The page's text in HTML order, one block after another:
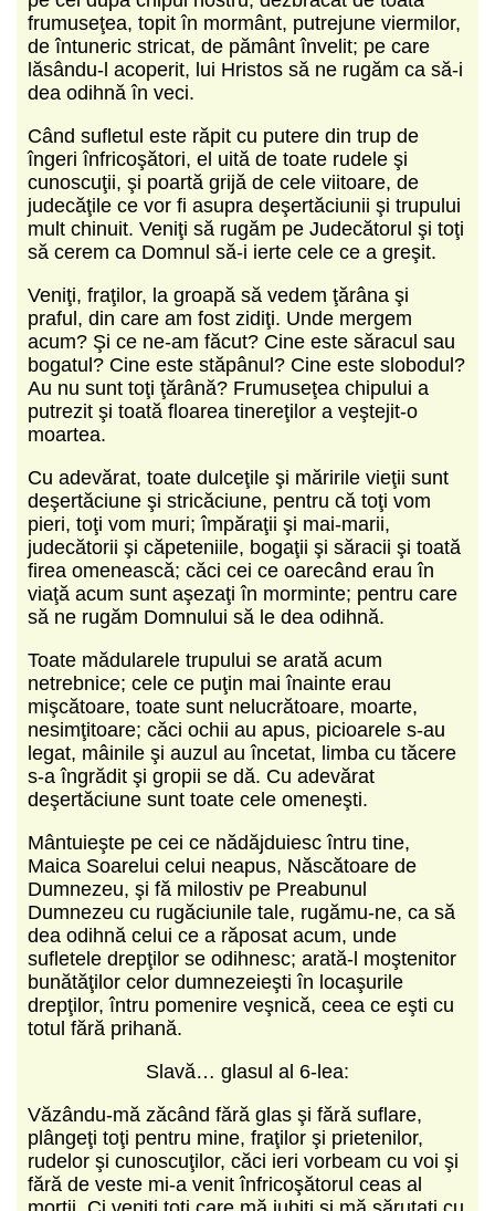
frumuseţea, topit în mormânt, putrejune viermilor,
de întuneric stricat, de pământ învelit; pe care
lăsându‑l acoperit, lui Hristos să ne rugăm ca să‑i
dea odihnă în veci.
Când sufletul este răpit cu putere din trup de
îngeri înfricoşători, el uită de toate rudele şi
cunoscuţii, şi poartă grijă de cele viitoare, de
judecăţile ce vor fi asupra deşertăciunii şi trupului
mult chinuit. Veniţi să rugăm pe Judecătorul şi toţi
să cerem ca Domnul să‑i ierte cele ce a greşit.
Veniţi, fraţilor, la groapă să vedem ţărâna şi
praful, din care am fost zidiţi. Unde mergem
acum? Şi ce ne‑am făcut? Cine este săracul sau
bogatul? Cine este stăpânul? Cine este slobodul?
Au nu sunt toţi ţărână? Frumuseţea chipului a
putrezit şi toată floarea tinereţilor a veştejit‑o
moartea.
Cu adevărat, toate dulceţile şi măririle vieţii sunt
deşertăciune şi stricăciune, pentru că toţi vom
pieri, toţi vom muri; împăraţii şi mai‑marii,
judecătorii şi căpeteniile, bogaţii şi săracii şi toată
firea omenească; căci cei ce oarecând erau în
viaţă acum sunt aşezaţi în morminte; pentru care
să ne rugăm Domnului să le dea odihnă.
Toate mădularele trupului se arată acum
netrebnice; cele ce puţin mai înainte erau
mişcătoare, toate sunt nelucrătoare, moarte,
nesimţitoare; căci ochii au apus, picioarele s‑au
legat, mâinile şi auzul au încetat, limba cu tăcere
s‑a îngrădit şi gropii se dă. Cu adevărat
deşertăciune sunt toate cele omeneşti.
Mântuieşte pe cei ce nădăjduiesc întru tine,
Maica Soarelui celui neapus, Născătoare de
Dumnezeu, şi fă milostiv pe Preabunul
Dumnezeu cu rugăciunile tale, rugămu‑ne, ca să
dea odihnă celui ce a răposat acum, unde
sufletele drepţilor se odihnesc; arată‑l moştenitor
bunătăţilor celor dumnezeieşti în locaşurile
drepţilor, întru pomenire veşnică, ceea ce eşti cu
totul fără prihană.
Slavă… glasul al 6‑lea:
Văzându‑mă zăcând fără glas şi fără suflare,
plângeţi toţi pentru mine, fraţilor şi prietenilor,
rudelor şi cunoscuţilor, căci ieri vorbeam cu voi şi
fără de veste mi‑a venit înfricoşătorul ceas al